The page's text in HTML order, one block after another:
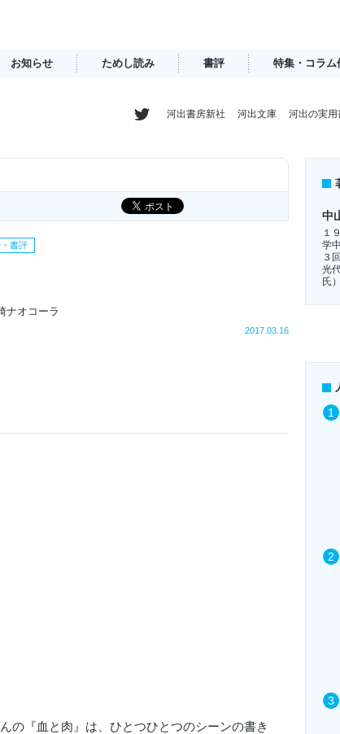
お知らせ ためし読み 書評 特集・コラム
河出書房新社 河出文庫 河出の実用
・書評
ナオコーラ
2017.03.16
の『血と肉』は、ひとつひとつのシーンの書き
中
１
学
３
光
氏